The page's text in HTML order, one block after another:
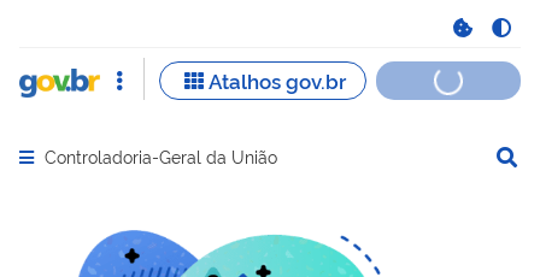
Abrir menu principal de navegação
Controladoria-Geral da União